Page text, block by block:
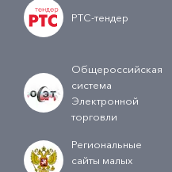
РТС-тендер
Общероссийская
система
Электронной
торговли
Региональные
сайты малых